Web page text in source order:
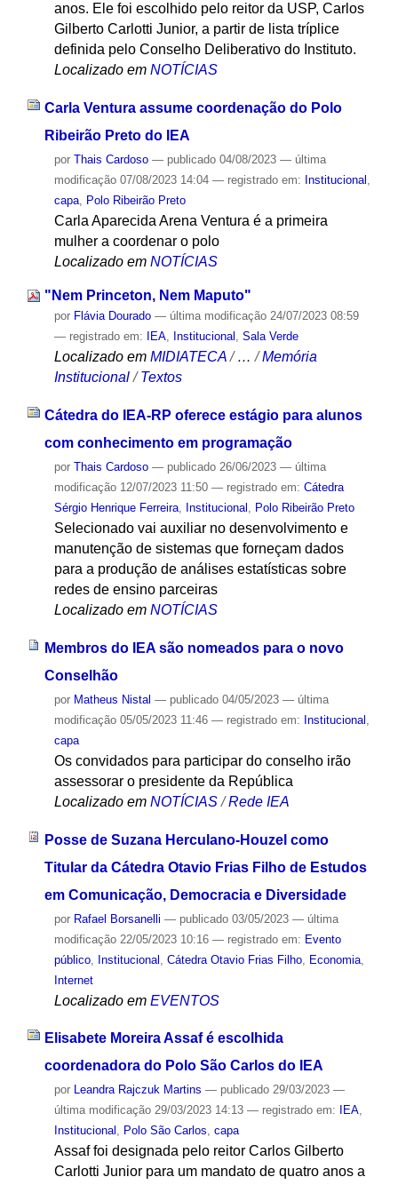
anos. Ele foi escolhido pelo reitor da USP, Carlos
Gilberto Carlotti Junior, a partir de lista tríplice
definida pelo Conselho Deliberativo do Instituto.
Localizado em NOTÍCIAS
Carla Ventura assume coordenação do Polo
Ribeirão Preto do IEA
por Thais Cardoso — publicado04/08/2023 — última
modificação07/08/2023 14:04 — registrado em: Institucional
capa, Polo Ribeirão Preto
Carla Aparecida Arena Ventura é a primeira
mulher a coordenar o polo
Localizado em NOTÍCIAS
"Nem Princeton, Nem Maputo"
por Flávia Dourado — última modificação24/07/2023 08:59
— registrado em:
IEA, Institucional , Sala Verde
Localizado em MIDIATECA / …/Memória
Institucional / Textos
Cátedra do IEA-RP oferece estágio para alunos
com conhecimento em programação
por Thais Cardoso — publicado26/06/2023 — última
modificação12/07/2023 11:50 — registrado em: Cátedra
Sérgio Henrique Ferreira, Institucional , Polo Ribeirão Preto
Selecionado vai auxiliar no desenvolvimento e
manutenção de sistemas que forneçam dados
para a produção de análises estatísticas sobre
redes de ensino parceiras
Localizado em NOTÍCIAS
Membros do IEA são nomeados para o novo
Conselhão
por Matheus Nistal — publicado04/05/2023 — última
modificação05/05/2023 11:46 — registrado em: Institucional
capa
Os convidados para participar do conselho irão
assessorar o presidente da República
Localizado em NOTÍCIAS /Rede IEA
Posse de Suzana Herculano-Houzel como
Titular da Cátedra Otavio Frias Filho de Estudos
em Comunicação, Democracia e Diversidade
por Rafael Borsanelli — publicado03/05/2023 — última
modificação22/05/2023 10:16 — registrado em: Evento
público, Institucional Cátedra Otavio Frias Filho, Economia,
Internet
Localizado em EVENTOS
Elisabete Moreira Assaf é escolhida
coordenadora do Polo São Carlos do IEA
por Leandra Rajczuk Martins — publicado29/03/2023 —
última modificação29/03/2023 14:13 — registrado em: IEA,
Institucional , Polo São Carlos, capa
Assaf foi designada pelo reitor Carlos Gilberto
Carlotti Junior para um mandato de quatro anos a